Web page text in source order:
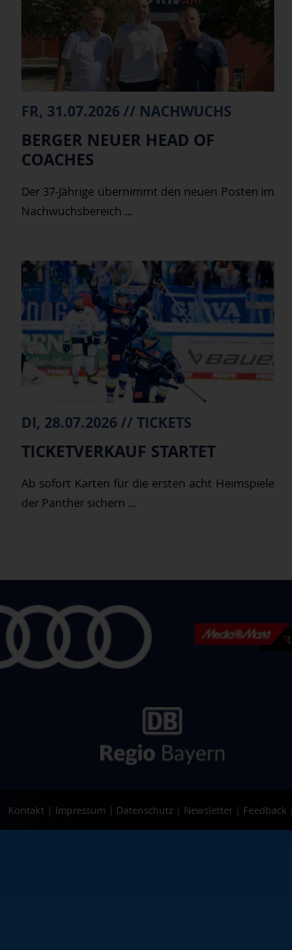
FR, 31.07.2026 // NACHWUCHS
BERGER NEUER HEAD OF
COACHES
Der 37-Jährige übernimmt den neuen Posten im
Nachwuchsbereich ...
DI, 28.07.2026 // TICKETS
TICKETVERKAUF STARTET
Ab sofort Karten für die ersten acht Heimspiele
der Panther sichern ...
Kontakt Impressum Datenschutz Newsletter Feedback